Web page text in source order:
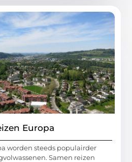
Europa
worden steeds populairder
Samen reizen